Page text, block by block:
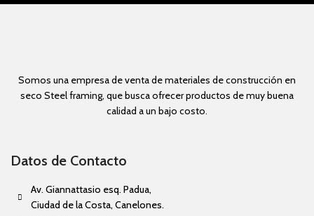
Somos una empresa de venta de materiales de construcción en
seco Steel framing, que busca ofrecer productos de muy buena
calidad a un bajo costo.
Datos de Contacto
Av. Giannattasio esq. Padua,
Ciudad de la Costa, Canelones.